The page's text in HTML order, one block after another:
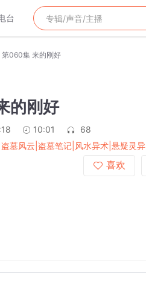
台
第060集 来的刚好
的刚好
10:01
68
盗墓风云|盗墓笔记|风水异术|悬疑灵异
喜欢